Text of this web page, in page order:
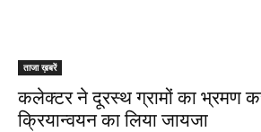
ताजा ख़बरें
कलेक्टर ने दूरस्थ ग्रामों का भ्रमण
क्रियान्वयन का लिया जायजा